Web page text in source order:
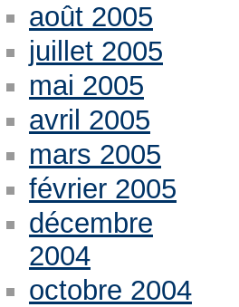
août 2005
juillet 2005
mai 2005
avril 2005
mars 2005
février 2005
décembre
2004
octobre 2004